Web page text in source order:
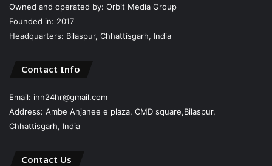
Owned and operated by: Orbit Media Group
Founded in: 2017
Headquarters: Bilaspur, Chhattisgarh, India
Contact Info
Email: inn24hr@gmail.com
Address: Ambe Anjanee e plaza, CMD square,Bilaspur,
Chhattisgarh, India
Contact Us